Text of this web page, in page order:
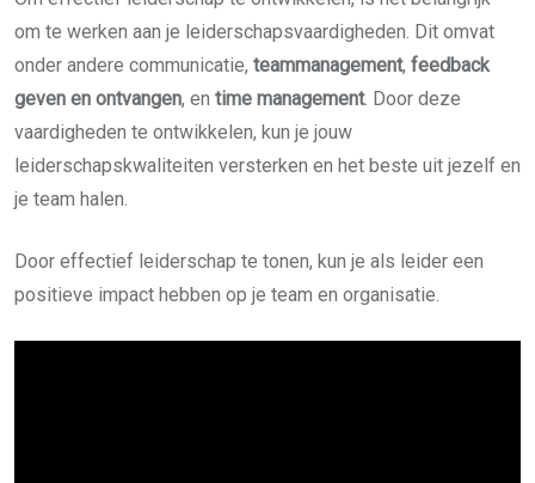
om te werken aan je leiderschapsvaardigheden. Dit omvat
onder andere communicatie, teammanagement, feedback
geven en ontvangen, en time management. Door deze
vaardigheden te ontwikkelen, kun je jouw
leiderschapskwaliteiten versterken en het beste uit jezelf en
je team halen.
Door effectief leiderschap te tonen, kun je als leider een
positieve impact hebben op je team en organisatie.